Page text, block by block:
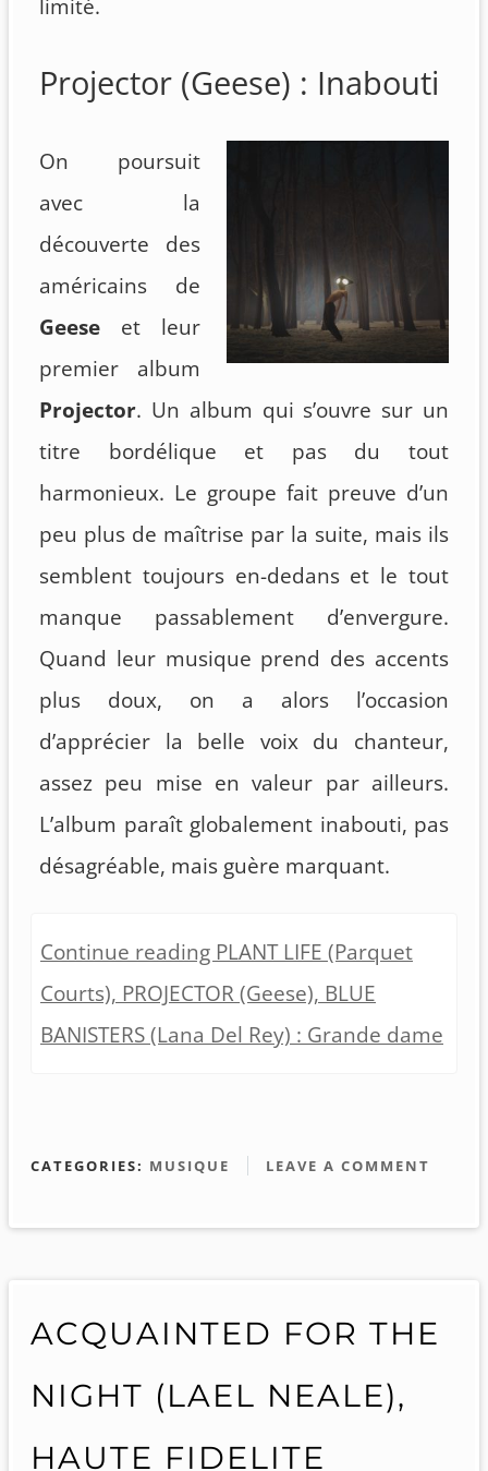
limité.
Projector (Geese) : Inabouti
On poursuit
avec la
découverte des
américains de
Geese et leur
premier album
Projector. Un album qui s’ouvre sur un
titre bordélique et pas du tout
harmonieux. Le groupe fait preuve d’un
peu plus de maîtrise par la suite, mais ils
semblent toujours en-dedans et le tout
manque passablement d’envergure.
Quand leur musique prend des accents
plus doux, on a alors l’occasion
d’apprécier la belle voix du chanteur,
assez peu mise en valeur par ailleurs.
L’album paraît globalement inabouti, pas
désagréable, mais guère marquant.
Continue reading PLANT LIFE (Parquet
Courts), PROJECTOR (Geese), BLUE
BANISTERS (Lana Del Rey) : Grande dame
CATEGORIES: MUSIQUE LEAVE A COMMENT
ACQUAINTED FOR THE
NIGHT (LAEL NEALE),
HAUTE FIDELITE